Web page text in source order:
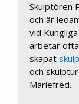
Skulptören
och är
vid
arbetar
skapat
och
Mariefred.